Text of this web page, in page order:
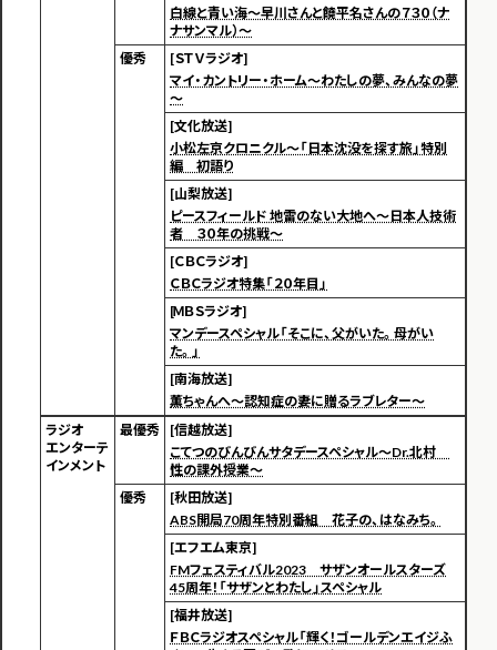
白線と青い海～早川さんと饒平名さんの７３０（ナ
ナサンマル）～
優秀
[ＳＴＶラジオ]
マイ・カントリー・ホーム～わたしの夢、みんなの夢
～
[文化放送]
小松左京クロニクル～「日本沈没を探す旅」特別
編 初語り
[山梨放送]
ピースフィールド 地雷のない大地へ～日本人技術
者 ３０年の挑戦～
[ＣＢＣラジオ]
ＣＢＣラジオ特集「２０年目」
[ＭＢＳラジオ]
マンデースペシャル「そこに、父がいた。母がい
た。」
[南海放送]
薫ちゃんへ～認知症の妻に贈るラブレター～
ラジオ
エンターテ
インメント
最優秀
[信越放送]
こてつのびんびんサタデースペシャル～Dr.北村
性の課外授業～
優秀
[秋田放送]
ABS開局70周年特別番組 花子の、はなみち。
[エフエム東京]
FMフェスティバル2023 サザンオールスターズ
45周年！「サザンとわたし」スペシャル
[福井放送]
ＦＢＣラジオスペシャル「輝く！ゴールデンエイジふ